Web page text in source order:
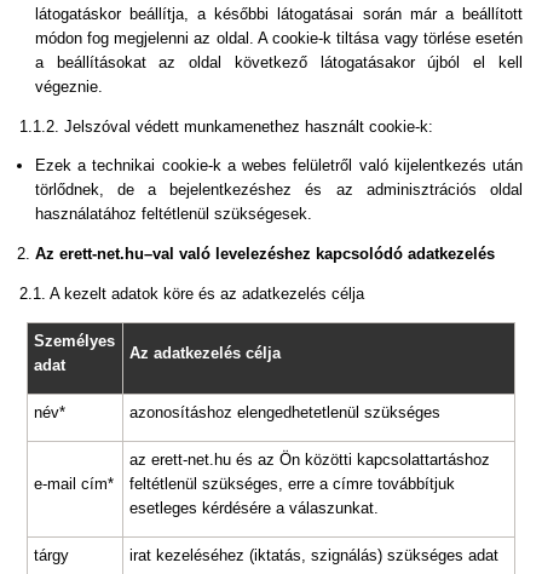
látogatáskor beállítja, a későbbi látogatásai során már a beállított
módon fog megjelenni az oldal. A cookie-k tiltása vagy törlése esetén
a beállításokat az oldal következő látogatásakor újból el kell
végeznie.
1.1.2. Jelszóval védett munkamenethez használt cookie-k:
Ezek a technikai cookie-k a webes felületről való kijelentkezés után
törlődnek, de a bejelentkezéshez és az adminisztrációs oldal
használatához feltétlenül szükségesek.
Az erett-net.hu–val való levelezéshez kapcsolódó adatkezelés
2.1. A kezelt adatok köre és az adatkezelés célja
Személyes
adat
Az adatkezelés célja
név* azonosításhoz elengedhetetlenül szükséges
e-mail cím*
az erett-net.hu és az Ön közötti kapcsolattartáshoz
feltétlenül szükséges, erre a címre továbbítjuk
esetleges kérdésére a válaszunkat.
tárgy irat kezeléséhez (iktatás, szignálás) szükséges adat